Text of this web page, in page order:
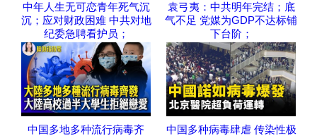
中年人生无可恋青年死气沉
沉；应对财政困难 中共对地
纪委急聘看护员；
袁弓夷：中共明年完结；底
气不足 党媒为GDP不达标铺
下台阶；
中国多地多种流行病毒齐
中国多种病毒肆虐 传染性极